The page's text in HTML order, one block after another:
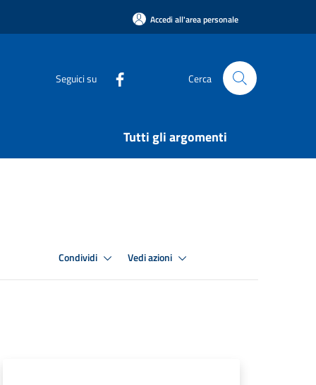
Accedi all'area personale
Seguici su Cerca
Tutti gli argomenti
Condividi Vedi azioni